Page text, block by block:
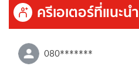
ครีเอเตอร์ที่แนะนำ
080*******